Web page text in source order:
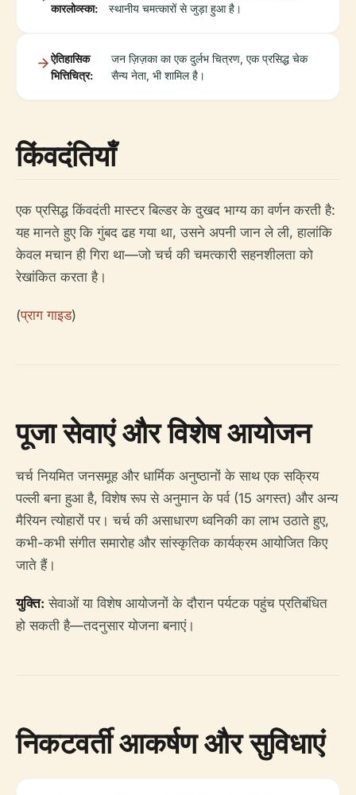
कारलोव्स्का:
स्थानीय चमत्कारों से जुड़ा हुआ है।
ऐतिहासिक
भित्तिचित्र:
जन ज़िज़का का एक दुर्लभ चित्रण, एक प्रसिद्ध चेक
सैन्य नेता, भी शामिल है।
किंवदंतियाँ
एक प्रसिद्ध किंवदंती मास्टर बिल्डर के दुखद भाग्य का वर्णन करती है:
यह मानते हुए कि गुंबद ढह गया था, उसने अपनी जान ले ली, हालांकि
केवल मचान ही गिरा था—जो चर्च की चमत्कारी सहनशीलता को
रेखांकित करता है।
(प्राग गाइड)
पूजा सेवाएं और विशेष आयोजन
चर्च नियमित जनसमूह और धार्मिक अनुष्ठानों के साथ एक सक्रिय
पल्ली बना हुआ है, विशेष रूप से अनुमान के पर्व (15 अगस्त) और अन्य
मैरियन त्योहारों पर। चर्च की असाधारण ध्वनिकी का लाभ उठाते हुए,
कभी-कभी संगीत समारोह और सांस्कृतिक कार्यक्रम आयोजित किए
जाते हैं।
युक्ति: सेवाओं या विशेष आयोजनों के दौरान पर्यटक पहुंच प्रतिबंधित
हो सकती है—तदनुसार योजना बनाएं।
निकटवर्ती आकर्षण और सुविधाएं